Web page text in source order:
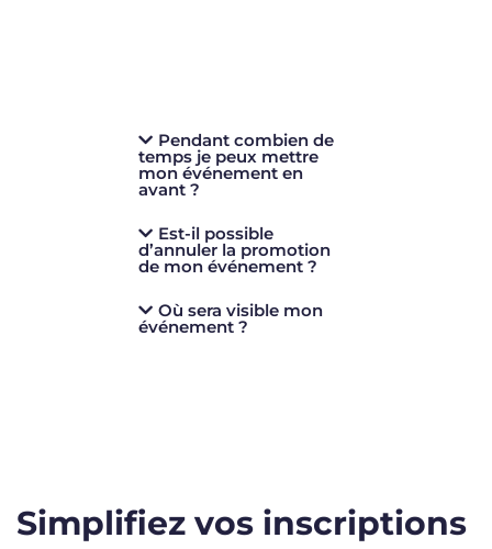
Pendant combien de
temps je peux mettre
mon événement en
avant ?
Est-il possible
d’annuler la promotion
de mon événement ?
Où sera visible mon
événement ?
Simplifiez vos inscriptions